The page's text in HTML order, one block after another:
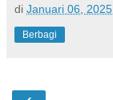
di Januari 06, 2025
Berbagi